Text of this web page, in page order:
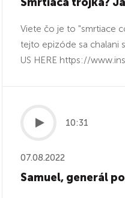
Viete čo je to "smrtiace
tejto epizóde sa chalani
US HERE https://
10:31
07.08.2022
Samuel, generál